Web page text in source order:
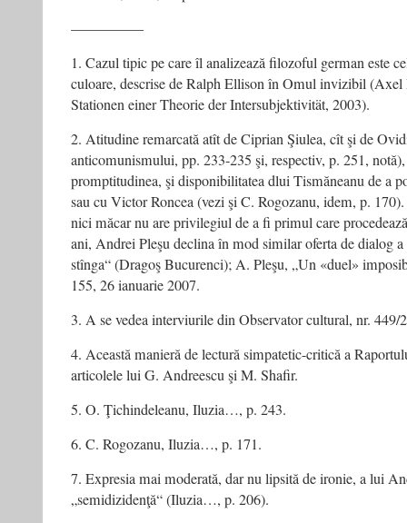
––––––––––
1. Cazul tipic pe care îl analizează filozoful german este
culoare, descrise de Ralph Ellison în Omul invizibil
Stationen einer Theorie der Intersubjektivität, 2003).
2. Atitudine remarcată atît de Ciprian Şiulea, cît şi de
anticomunismului, pp. 233-235 şi, respectiv, p. 251,
promptitudinea, şi disponibilitatea dlui Tismăneanu de a
sau cu Victor Roncea (vezi şi C. Rogozanu, idem, p.
nici măcar nu are privilegiul de a fi primul care
ani, Andrei Pleşu declina în mod similar oferta de dialog
stînga“ (Dragoş Bucurenci); A. Pleşu, „Un «duel»
155, 26 ianuarie 2007.
3. A se vedea interviurile din Observator cultural, nr. 449/
4. Această manieră de lectură simpatetic-critică a
articolele lui G. Andreescu şi M. Shafir.
5. O. Ţichindeleanu, Iluzia…, p. 243.
6. C. Rogozanu, Iluzia…, p. 171.
7. Expresia mai moderată, dar nu lipsită de ironie, a lui
„semidizidenţă“ (Iluzia…, p. 206).